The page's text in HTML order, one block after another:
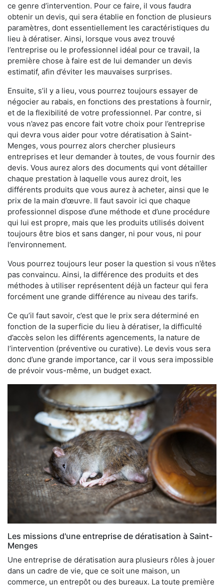
ce genre d’intervention. Pour ce faire, il vous faudra
obtenir un devis, qui sera établie en fonction de plusieurs
paramètres, dont essentiellement les caractéristiques du
lieu à dératiser. Ainsi, lorsque vous avez trouvé
l’entreprise ou le professionnel idéal pour ce travail, la
première chose à faire est de lui demander un devis
estimatif, afin d’éviter les mauvaises surprises.
Ensuite, s’il y a lieu, vous pourrez toujours essayer de
négocier au rabais, en fonctions des prestations à fournir,
et de la flexibilité de votre professionnel. Par contre, si
vous n’avez pas encore fait votre choix pour l’entreprise
qui devra vous aider pour votre dératisation à Saint-
Menges, vous pourrez alors chercher plusieurs
entreprises et leur demander à toutes, de vous fournir des
devis. Vous aurez alors des documents qui vont détailler
chaque prestation à laquelle vous aurez droit, les
différents produits que vous aurez à acheter, ainsi que le
prix de la main d’œuvre. Il faut savoir ici que chaque
professionnel dispose d’une méthode et d’une procédure
qui lui est propre, mais que les produits utilisés doivent
toujours être bios et sans danger, ni pour vous, ni pour
l’environnement.
Vous pourrez toujours leur poser la question si vous n’êtes
pas convaincu. Ainsi, la différence des produits et des
méthodes à utiliser représentent déjà un facteur qui fera
forcément une grande différence au niveau des tarifs.
Ce qu’il faut savoir, c’est que le prix sera déterminé en
fonction de la superficie du lieu à dératiser, la difficulté
d’accès selon les différents agencements, la nature de
l’intervention (préventive ou curative). Le devis vous sera
donc d’une grande importance, car il vous sera impossible
de prévoir vous-même, un budget exact.
Les missions d'une entreprise de dératisation à Saint-
Menges
Une entreprise de dératisation aura plusieurs rôles à jouer
dans un cadre de vie, que ce soit une maison, un
commerce, un entrepôt ou des bureaux. La toute première